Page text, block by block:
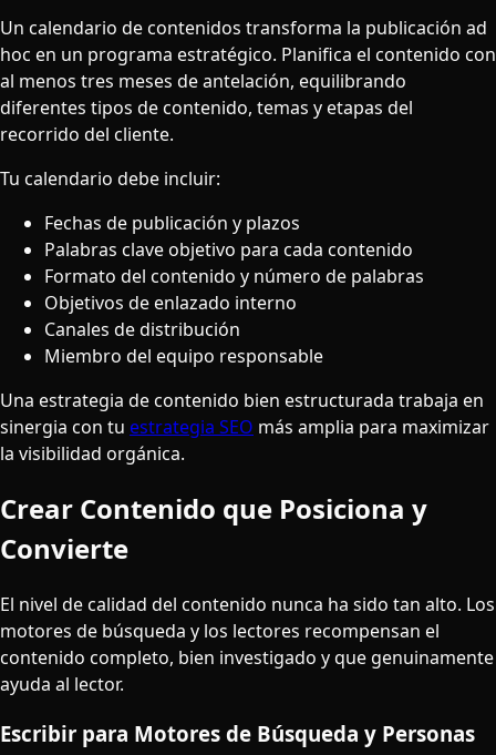
Un calendario de contenidos transforma la publicación ad
hoc en un programa estratégico. Planifica el contenido con
al menos tres meses de antelación, equilibrando
diferentes tipos de contenido, temas y etapas del
recorrido del cliente.
Tu calendario debe incluir:
Fechas de publicación y plazos
Palabras clave objetivo para cada contenido
Formato del contenido y número de palabras
Objetivos de enlazado interno
Canales de distribución
Miembro del equipo responsable
Una estrategia de contenido bien estructurada trabaja en
sinergia con tu estrategia SEO más amplia para maximizar
la visibilidad orgánica.
Crear Contenido que Posiciona y
Convierte
El nivel de calidad del contenido nunca ha sido tan alto. Los
motores de búsqueda y los lectores recompensan el
contenido completo, bien investigado y que genuinamente
ayuda al lector.
Escribir para Motores de Búsqueda y Personas